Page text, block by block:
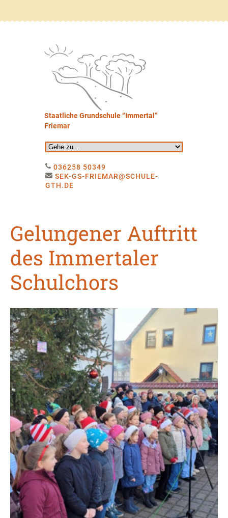
Staatliche Grundschule “Immertal”
Friemar
036258 50349
SEK-GS-FRIEMAR@SCHULE-
GTH.DE
Gelungener Auftritt
des Immertaler
Schulchors